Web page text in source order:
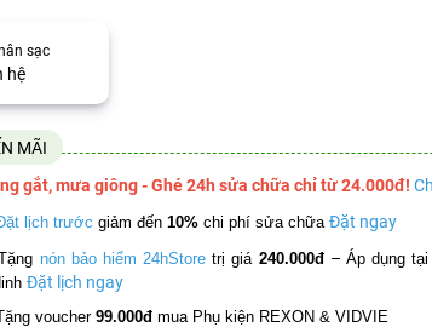
sạc
hệ
MÃI
gắt, mưa giông - Ghé 24h sửa chữa chỉ từ 24.000đ!
lịch trước giảm đến 10% chi phí sửa chữa Đặt ngay
nón bảo hiểm 24hStore trị giá 240.000đ – Áp dụng
Đặt lịch ngay
voucher 99.000đ mua Phụ kiện REXON & VIDVIE